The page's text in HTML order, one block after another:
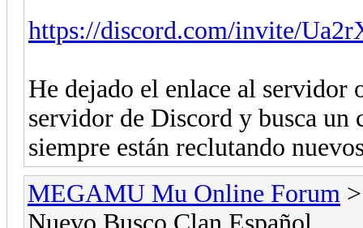
https://discord.com/invite/
He dejado el enlace al
servidor de Discord y busca un
siempre están reclutando
MEGAMU Mu Online Forum